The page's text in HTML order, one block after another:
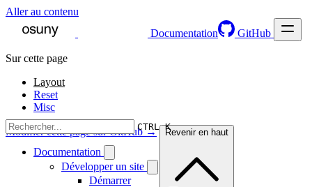
Aller au contenu
Documentation
GitHub
CTRL K
Documentation
Développer un site
Démarrer
Sur cette page
Layout
Reset
Misc
Modifier cette page sur GitHub → Revenir en haut